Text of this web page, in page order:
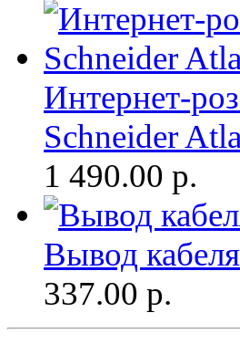
Интернет-
Schneider
1 490.00 р.
Вывод
337.00 р.